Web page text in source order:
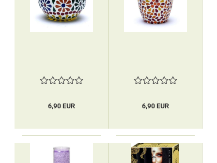
6,90 EUR 6,90 EUR